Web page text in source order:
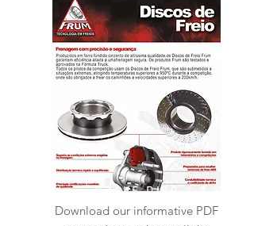
BRAKE DISC
Download our informative PDF